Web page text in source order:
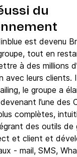
du
est devenu
tout en
à des millions
avec leurs clients.
le groupe a
l’une des
complètes,
des outils de
et client et
- mail, SMS,